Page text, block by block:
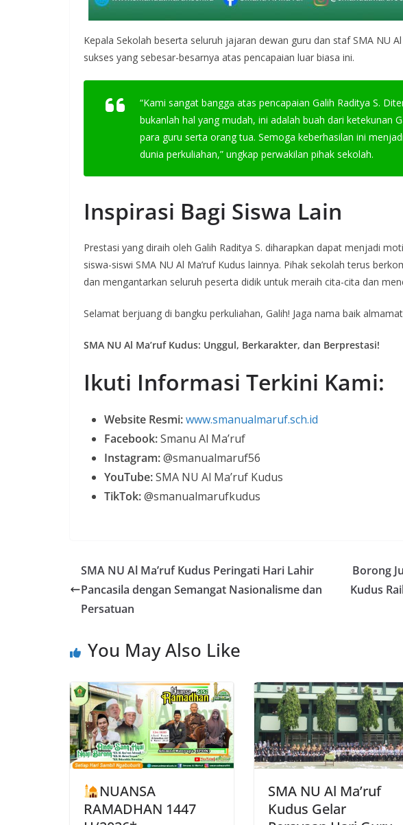
Kepala Sekolah beserta seluruh jajaran dewan guru dan staf SMA NU
sukses yang sebesar-besarnya atas pencapaian luar biasa ini.
“Kami sangat bangga atas pencapaian Galih Raditya S.
bukanlah hal yang mudah, ini adalah buah dari ketekunan
para guru serta orang tua. Semoga keberhasilan ini
dunia perkuliahan,” ungkap perwakilan pihak sekolah.
Inspirasi Bagi Siswa Lain
Prestasi yang diraih oleh Galih Raditya S. diharapkan dapat menjadi
siswa-siswi SMA NU Al Ma’ruf Kudus lainnya. Pihak sekolah terus
dan mengantarkan seluruh peserta didik untuk meraih cita-cita dan
Selamat berjuang di bangku perkuliahan, Galih! Jaga nama baik
SMA NU Al Ma’ruf Kudus: Unggul, Berkarakter, dan Berprestasi!
Ikuti Informasi Terkini Kami:
Website Resmi:www.smanualmaruf.sch.id
Facebook:Smanu Al Ma’ruf
Instagram:@smanualmaruf56
YouTube:SMA NU Al Ma’ruf Kudus
TikTok:@smanualmarufkudus
SMA NU Al Ma’ruf Kudus Peringati Hari Lahir
Pancasila dengan Semangat Nasionalisme dan
Persatuan
Borong
Kudus
You May Also Like
NUANSA
RAMADHAN 1447
SMA NU Al Ma’ruf
Kudus Gelar